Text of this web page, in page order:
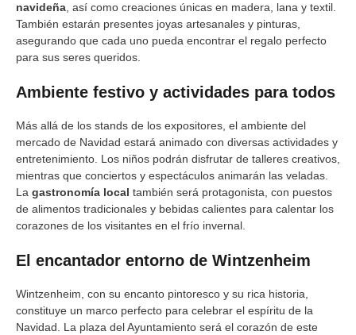
navideña, así como creaciones únicas en madera, lana y textil.
También estarán presentes joyas artesanales y pinturas,
asegurando que cada uno pueda encontrar el regalo perfecto
para sus seres queridos.
Ambiente festivo y actividades para todos
Más allá de los stands de los expositores, el ambiente del
mercado de Navidad estará animado con diversas actividades y
entretenimiento. Los niños podrán disfrutar de talleres creativos,
mientras que conciertos y espectáculos animarán las veladas.
La gastronomía local también será protagonista, con puestos
de alimentos tradicionales y bebidas calientes para calentar los
corazones de los visitantes en el frío invernal.
El encantador entorno de Wintzenheim
Wintzenheim, con su encanto pintoresco y su rica historia,
constituye un marco perfecto para celebrar el espíritu de la
Navidad. La plaza del Ayuntamiento será el corazón de este